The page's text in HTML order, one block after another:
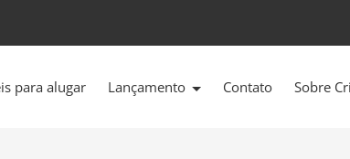
para alugar Lançamento Contato Sobre